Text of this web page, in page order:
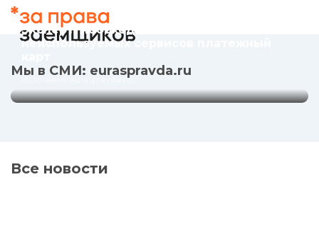
Мы в СМИ: euraspravda.ru
Источник: euraspravda.ru
Эксперт: необходимо отказаться от
неиспользуемых сервисов платежный
Источник: euraspravda.ru
Все новости